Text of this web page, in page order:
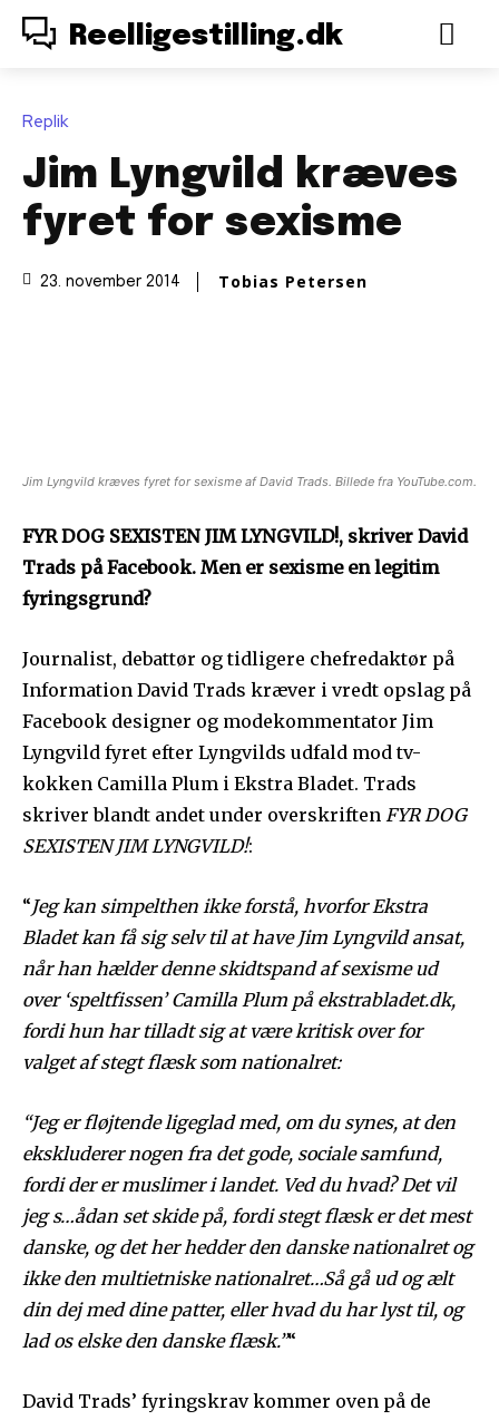
Reelligestilling.dk
Replik
Jim Lyngvild kræves
fyret for sexisme
23. november 2014 Tobias Petersen
Jim Lyngvild kræves fyret for sexisme af David Trads. Billede fra YouTube.com.
FYR DOG SEXISTEN JIM LYNGVILD!, skriver David
Trads på Facebook. Men er sexisme en legitim
fyringsgrund?
Journalist, debattør og tidligere chefredaktør på
Information David Trads kræver i vredt opslag på
Facebook designer og modekommentator Jim
Lyngvild fyret efter Lyngvilds udfald mod tv-
kokken Camilla Plum i Ekstra Bladet. Trads
skriver blandt andet under overskriften FYR DOG
SEXISTEN JIM LYNGVILD!:
“Jeg kan simpelthen ikke forstå, hvorfor Ekstra
Bladet kan få sig selv til at have Jim Lyngvild ansat,
når han hælder denne skidtspand af sexisme ud
over ‘speltfissen’ Camilla Plum på ekstrabladet.dk,
fordi hun har tilladt sig at være kritisk over for
valget af stegt flæsk som nationalret:
“Jeg er fløjtende ligeglad med, om du synes, at den
ekskluderer nogen fra det gode, sociale samfund,
fordi der er muslimer i landet. Ved du hvad? Det vil
jeg s…ådan set skide på, fordi stegt flæsk er det mest
danske, og det her hedder den danske nationalret og
ikke den multietniske nationalret…Så gå ud og ælt
din dej med dine patter, eller hvad du har lyst til, og
lad os elske den danske flæsk.”“
David Trads’ fyringskrav kommer oven på de